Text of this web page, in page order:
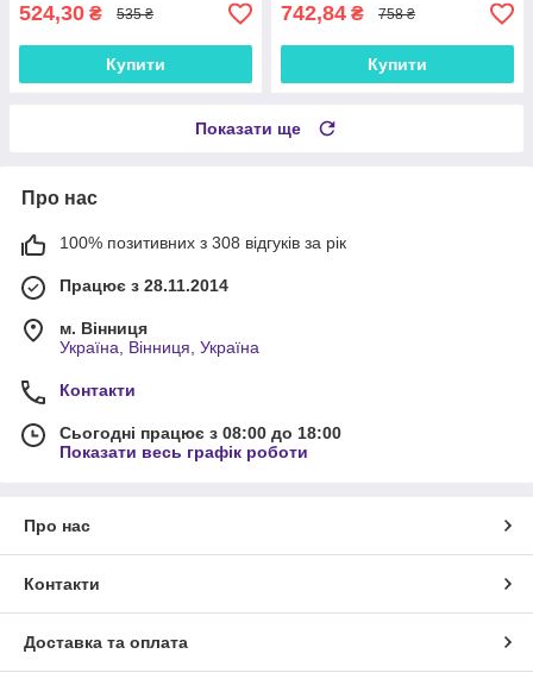
524,30 ₴ 535 ₴
Купити
742,84 ₴ 758 ₴
Купити
Показати ще
Про нас
100% позитивних з 308 відгуків за рік
Працює з 28.11.2014
м. Вінниця
Україна, Вінниця, Україна
Контакти
Сьогодні працює з 08:00 до 18:00
Показати весь графік роботи
Про нас
Контакти
Доставка та оплата